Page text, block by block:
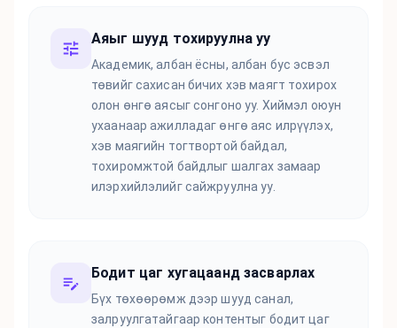
Аяыг шууд тохируулна уу
Академик, албан ёсны, албан бус эсвэл
төвийг сахисан бичих хэв маягт тохирох
олон өнгө аясыг сонгоно уу. Хиймэл оюун
ухаанаар ажилладаг өнгө аяс илрүүлэх,
хэв маягийн тогтвортой байдал,
тохиромжтой байдлыг шалгах замаар
илэрхийлэлийг сайжруулна уу.
Бодит цаг хугацаанд засварлах
Бүх төхөөрөмж дээр шууд санал,
залруулгатайгаар контентыг бодит цаг